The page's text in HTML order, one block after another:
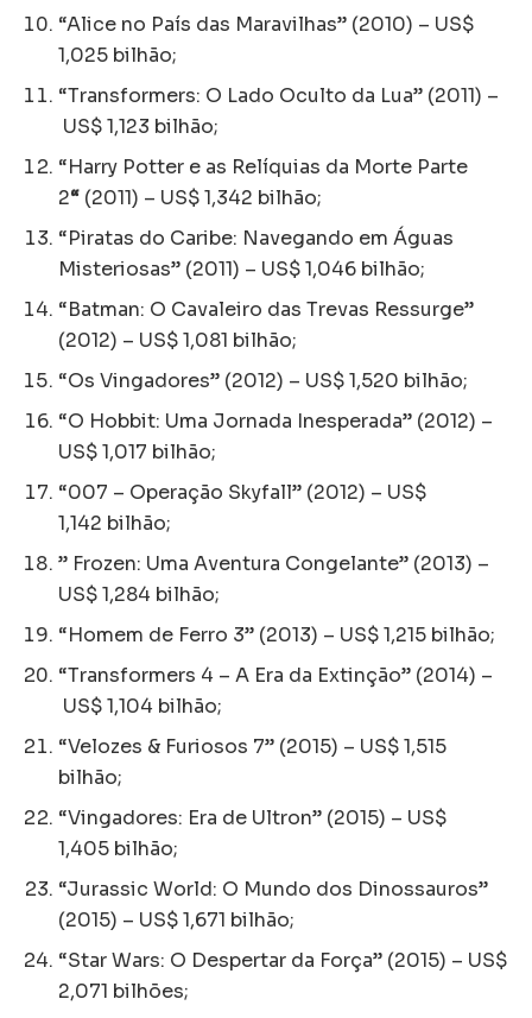
“Alice no País das Maravilhas” (2010) – US$
1,025 bilhão;
“Transformers: O Lado Oculto da Lua” (2011) –
US$ 1,123 bilhão;
“Harry Potter e as Relíquias da Morte Parte
2“ (2011) – US$ 1,342 bilhão;
“Piratas do Caribe: Navegando em Águas
Misteriosas” (2011) – US$ 1,046 bilhão;
“Batman: O Cavaleiro das Trevas Ressurge”
(2012) – US$ 1,081 bilhão;
“Os Vingadores” (2012) – US$ 1,520 bilhão;
“O Hobbit: Uma Jornada Inesperada” (2012) –
US$ 1,017 bilhão;
“007 – Operação Skyfall” (2012) – US$
1,142 bilhão;
” Frozen: Uma Aventura Congelante” (2013) –
US$ 1,284 bilhão;
“Homem de Ferro 3” (2013) – US$ 1,215 bilhão;
“Transformers 4 – A Era da Extinção” (2014) –
US$ 1,104 bilhão;
“Velozes & Furiosos 7” (2015) – US$ 1,515
bilhão;
“Vingadores: Era de Ultron” (2015) – US$
1,405 bilhão;
“Jurassic World: O Mundo dos Dinossauros”
(2015) – US$ 1,671 bilhão;
“Star Wars: O Despertar da Força” (2015) – US$
2,071 bilhões;